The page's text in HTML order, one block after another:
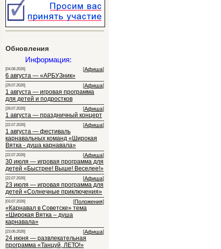
Обновления
Информация:
[04.08.2026] [Афиша]
6 августа — «АРБУЗник»
[29.07.2026] [Афиша]
1 августа — игровая программа
для детей и подростков
[28.07.2026] [Афиша]
1 августа — праздничный концерт
[22.07.2026] [Афиша]
1 августа — фестиваль
карнавальных команд «Широкая
Вятка - душа карнавала»
[22.07.2026] [Афиша]
30 июля — игровая программа для
детей «Быстрее! Выше! Веселее!»
[22.07.2026] [Афиша]
23 июля — игровая программа для
детей «Солнечные приключения»
[03.07.2026] [Положения]
«Карнавал в Советске» тема
«Широкая Вятка – душа
карнавала»
[23.06.2026] [Афиша]
24 июня — развлекательная
программа «Танцуй, ЛЕТО!»